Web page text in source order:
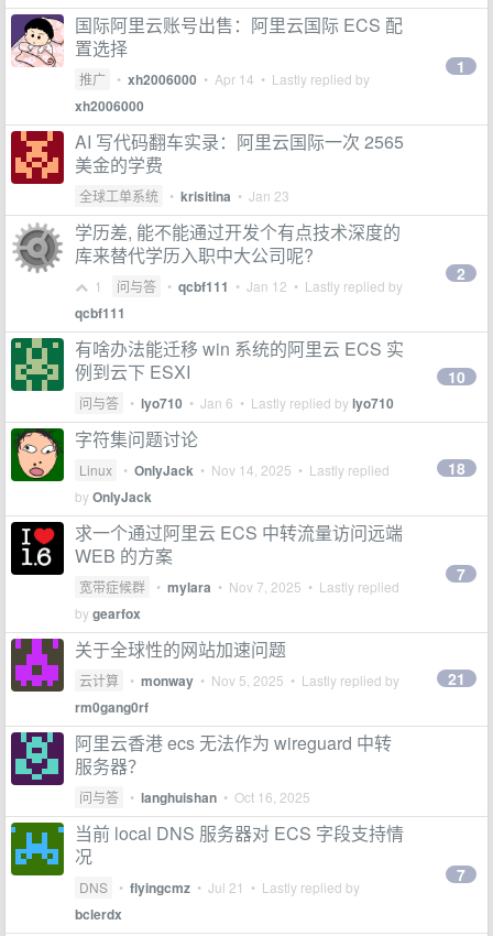
国际阿里云账号出售：阿里云国际 ECS 配
置选择
推广 • xh2006000 • Apr 14 • Lastly replied by
xh2006000
1
AI 写代码翻车实录：阿里云国际一次 2565
美金的学费
全球工单系统 • krisitina • Jan 23
学历差, 能不能通过开发个有点技术深度的
库来替代学历入职中大公司呢?
1 问与答 • qcbf111 • Jan 12 • Lastly replied by
qcbf111
2
有啥办法能迁移 win 系统的阿里云 ECS 实
例到云下 ESXI
问与答 • lyo710 • Jan 6 • Lastly replied bylyo710
10
字符集问题讨论
Linux • OnlyJack • Nov 14, 2025 • Lastly replied
byOnlyJack
18
求一个通过阿里云 ECS 中转流量访问远端
WEB 的方案
宽带症候群 • mylara • Nov 7, 2025 • Lastly replied
bygearfox
7
关于全球性的网站加速问题
云计算 • monway • Nov 5, 2025 • Lastly replied by
rm0gang0rf
21
阿里云香港 ecs 无法作为 wireguard 中转
服务器？
问与答 • langhuishan • Oct 16, 2025
当前 local DNS 服务器对 ECS 字段支持情
况
DNS • flyingcmz • Jul 21 • Lastly replied by
bclerdx
7